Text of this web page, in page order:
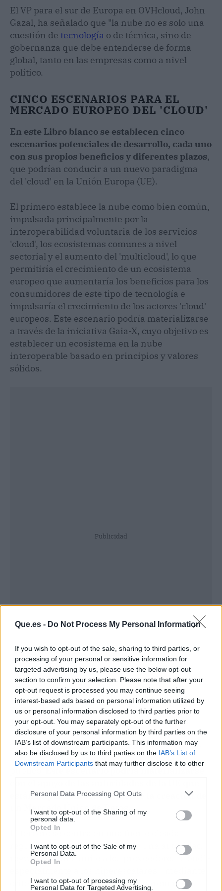
Que.es - Do Not Process My Personal Information
If you wish to opt-out of the sale, sharing to third parties, or
processing of your personal or sensitive information for
targeted advertising by us, please use the below opt-out
section to confirm your selection. Please note that after your
opt-out request is processed you may continue seeing
interest-based ads based on personal information utilized by
us or personal information disclosed to third parties prior to
your opt-out. You may separately opt-out of the further
disclosure of your personal information by third parties on the
IAB’s list of downstream participants. This information may
also be disclosed by us to third parties on the IAB’s List of
Downstream Participants that may further disclose it to other
Personal Data Processing Opt Outs
I want to opt-out of the Sharing of my
personal data.
Opted In
I want to opt-out of the Sale of my
Personal Data.
Opted In
I want to opt-out of processing my
Personal Data for Targeted Advertising.
El VP para el sur de Europa en OVHcloud, John
Gazal, ha señalado que "la nube no es solo una
cuestión de tecnología o de técnica, sino de
gobernanza que debe entenderse de forma
global, tanto en las empresas como a nivel
político.
CINCO ESCENARIOS PARA EL
MERCADO EUROPEO DEL 'CLOUD'
En este Libro blanco se establecen cinco
escenarios potenciales de desarrollo, cada uno
con sus propios beneficios y diferentes plazos,
que podrían conducir a un nuevo paradigma
del 'cloud' en la Unión Europa (UE).
El primero establece la nube como bien común,
impulsada principalmente por la
interoperabilidad voluntaria de los servicios
'cloud', los ecosistemas comunes a nivel
sectorial y el aumento del 'multicloud', lo que
permitiría el crecimiento de un ecosistema
europeo que aumentaría los beneficios para los
consumidores de este tipo de tecnología e
impulsaría el crecimiento de los actores 'cloud'
europeos. Este escenario podría materializarse
a través de la iniciativa Gaia-X, cuyo objetivo es
establecer un ecosistema en la nube
interoperable basado en principios y valores
sólidos.
Publicidad
El segundo escenario muestra el auge de los
proveedores europeos, impulsado
principalmente por la aparición de nuevos
segmentos de mercado ('edge computing', IA
para aplicaciones industriales y desarrollo de
servicio de datos soberanos) y por el gasto
Este escenario podría materializarse
están impulsando fuertemente la creación de
un Mercado Único de Datos.
El tercero se centra en una fuerte oleada
regulatoria, con la aparición de una autoridad
reguladora que limite a los proveedores 'cloud' -
criterios como una mayor transparencia de